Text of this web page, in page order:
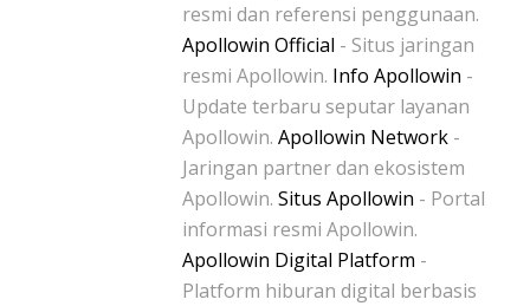
resmi dan referensi penggunaan.
Apollowin Official - Situs jaringan
resmi Apollowin. Info Apollowin -
Update terbaru seputar layanan
Apollowin. Apollowin Network -
Jaringan partner dan ekosistem
Apollowin. Situs Apollowin - Portal
informasi resmi Apollowin.
Apollowin Digital Platform -
Platform hiburan digital berbasis